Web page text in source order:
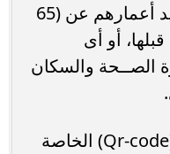
للحجاج ذكور وإناث الذين تزيد أعمارهم عن (65
2/1960م وما قبلها، أو أى
الصــحة والسكان
صورة من شهـادة التحـصين (Qr-code) الخاصة